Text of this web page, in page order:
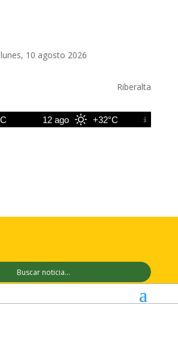
lunes, 10 agosto 2026
Riberalta
12 ago +32°C 13 ago